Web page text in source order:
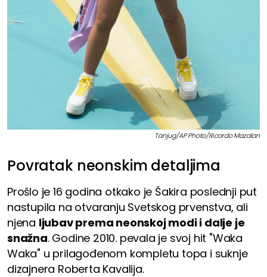
Tanjug/AP Photo/Ricardo Mazalan
Povratak neonskim detaljima
Prošlo je 16 godina otkako je Šakira poslednji put
nastupila na otvaranju Svetskog prvenstva, ali
njena ljubav prema neonskoj modi i dalje je
snažna. Godine 2010. pevala je svoj hit "Waka
Waka" u prilagođenom kompletu topa i suknje
dizajnera Roberta Kavalija.